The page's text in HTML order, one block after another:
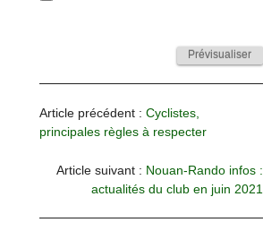
Article précédent :Cyclistes,
principales règles à respecter
Article suivant : Nouan-Rando infos :
actualités du club en juin 2021